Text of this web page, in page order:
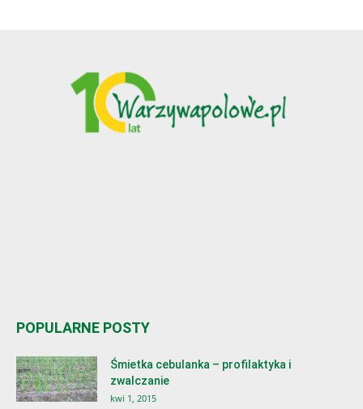
POPULARNE POSTY
Śmietka cebulanka – profilaktyka i
zwalczanie
kwi 1, 2015